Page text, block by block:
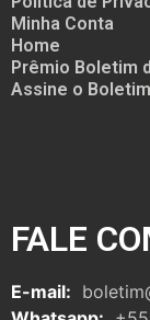
Minha Conta
Home
Prêmio Boletim
Assine o
FALE
E-mail: